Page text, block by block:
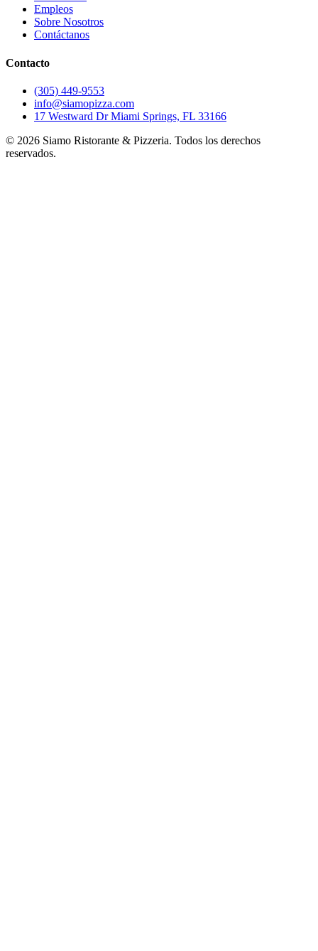
Empleos
Sobre Nosotros
Contáctanos
Contacto
(305) 449-9553
info@siamopizza.com
17 Westward Dr Miami Springs, FL 33166
© 2026 Siamo Ristorante & Pizzeria. Todos los derechos
reservados.